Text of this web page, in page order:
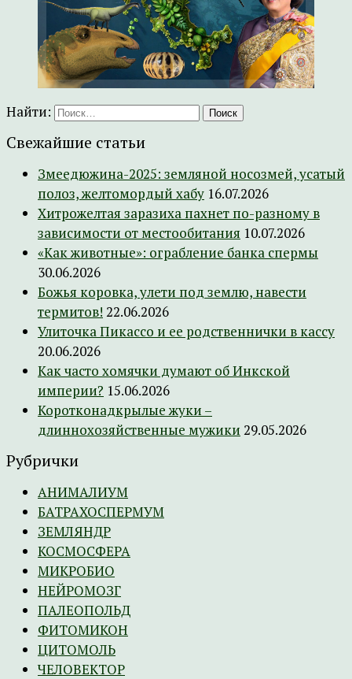
Найти:
Свежайшие статьи
Змеедюжина-2025: земляной носозмей, усатый
полоз, желтомордый хабу 16.07.2026
Хитрожелтая заразиха пахнет по-разному в
зависимости от местообитания 10.07.2026
«Как животные»: ограбление банка спермы
30.06.2026
Божья коровка, улети под землю, навести
термитов! 22.06.2026
Улиточка Пикассо и ее родственнички в кассу
20.06.2026
Как часто хомячки думают об Инкской
империи? 15.06.2026
Коротконадкрылые жуки –
длиннохозяйственные мужики 29.05.2026
Рубрички
АНИМАЛИУМ
БАТРАХОСПЕРМУМ
ЗЕМЛЯНДР
КОСМОСФЕРА
МИКРОБИО
НЕЙРОМОЗГ
ПАЛЕОПОЛЬД
ФИТОМИКОН
ЦИТОМОЛЬ
ЧЕЛОВЕКТОР